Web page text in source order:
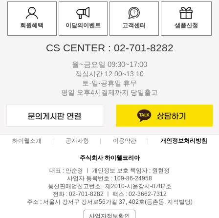
회원혜택 이달의이벤트 고객센터 샘플신청
CS CENTER : 02-701-8282
월~금요일 09:30~17:00
점심시간 12:00~13:10
토·일·공휴일 휴무
평일 오후4시결제까지 당일출고
하이웰소개 공지사항 이용약관 개인정보처리방침
주식회사 하이웰코리아
대표 : 안순영 ㅣ 개인정보 보호 책임자 : 원현정
사업자 등록번호 : 109-86-24958
통신판매업신고번호 : 제2010-서울강서-0782호
전화 : 02-701-8282 ㅣ 팩스 : 02-3662-7312
주소 : 서울시 강서구 강서로56가길 37, 402호(등촌동, 지석빌딩)
사업자정보확인